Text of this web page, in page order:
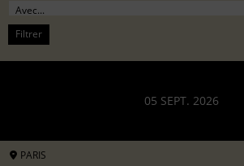
Filtrer
05 SEPT. 2026
PARIS